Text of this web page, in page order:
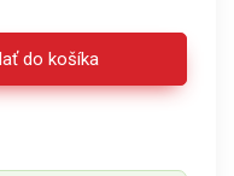
do košíka